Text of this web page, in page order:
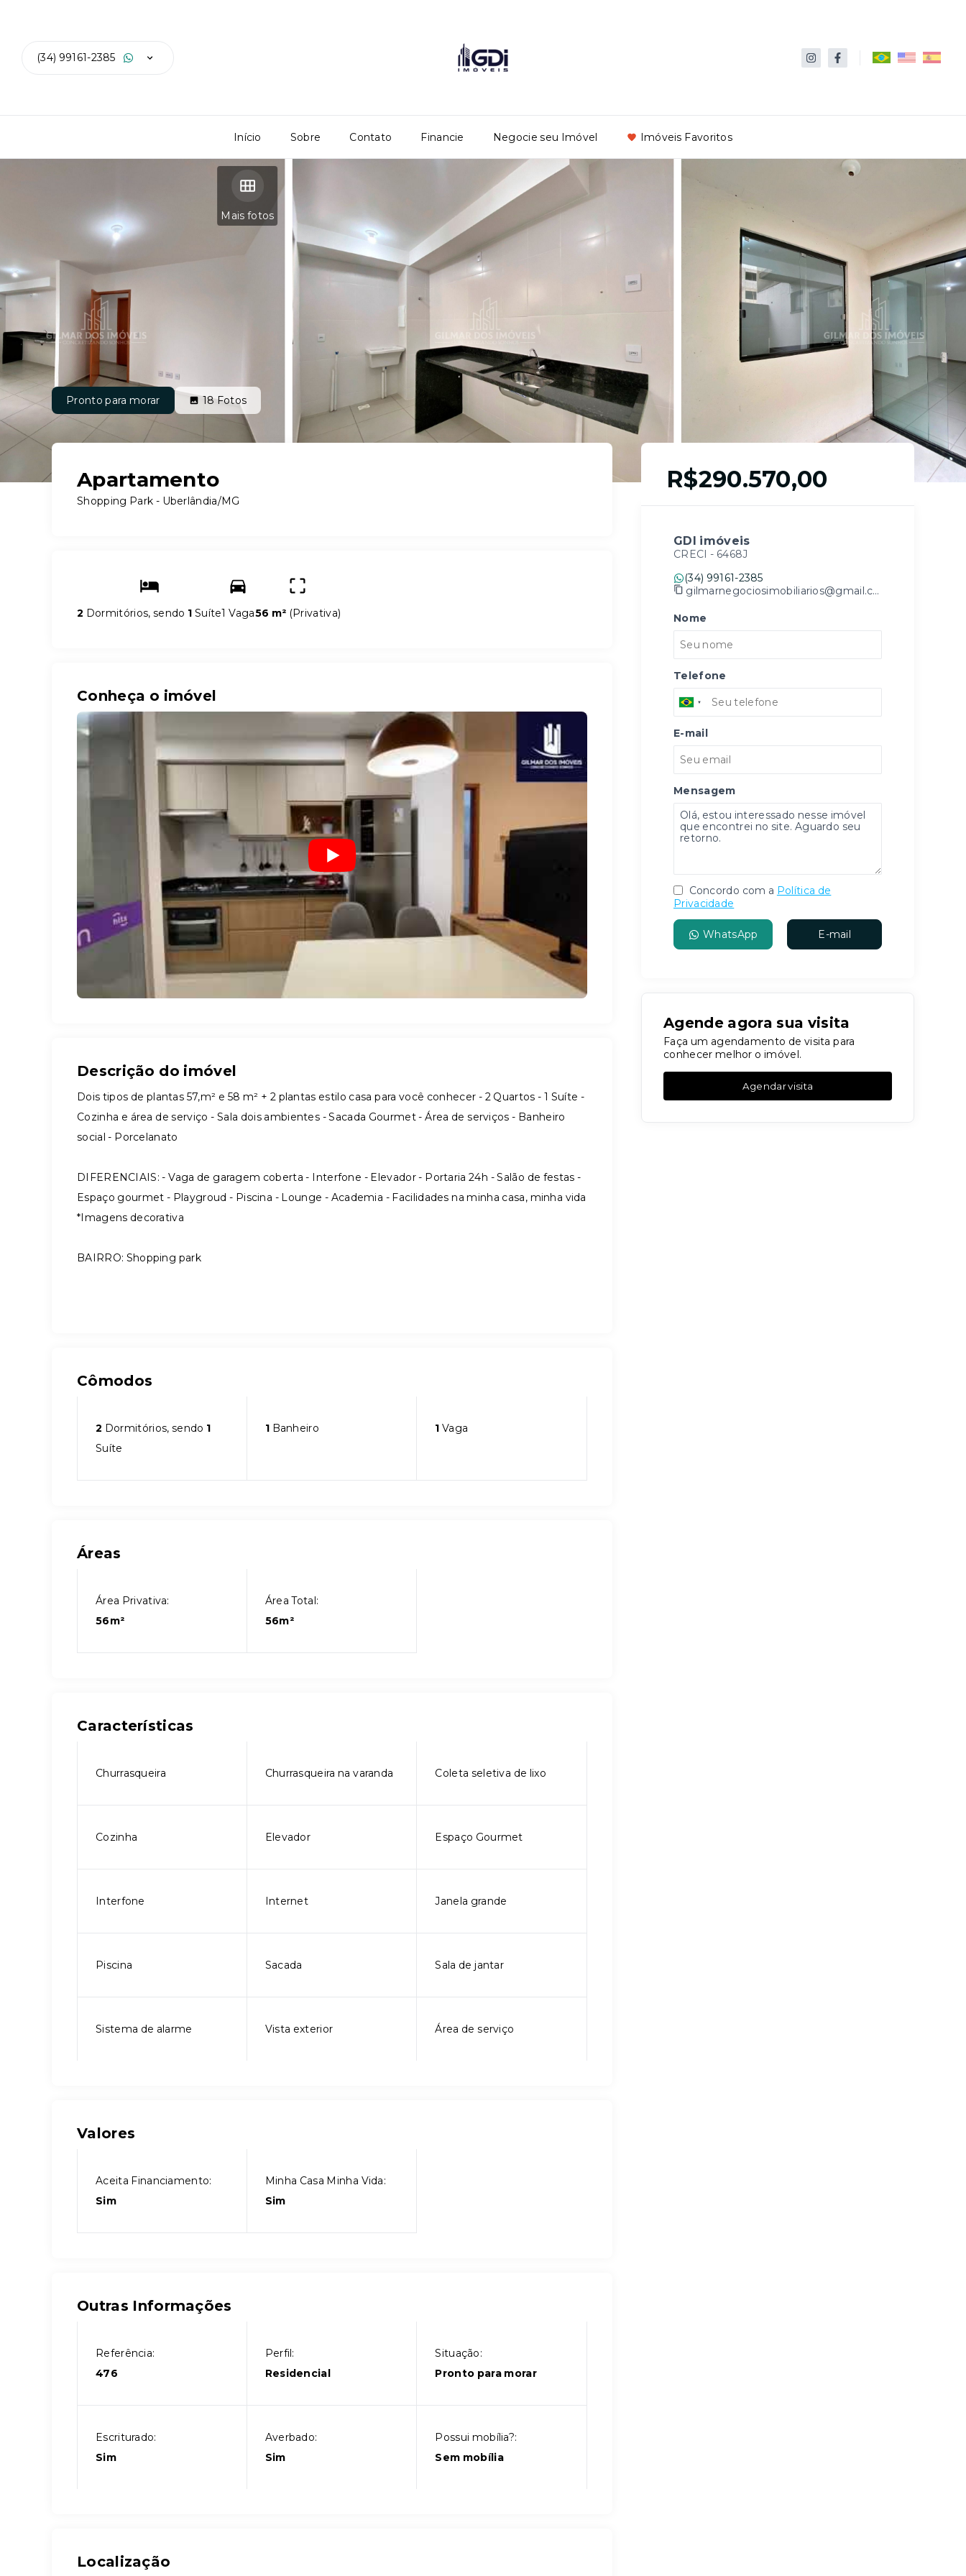
(34) 99161-2385
Início Sobre Contato Financie Negocie seu Imóvel Imóveis Favoritos
Mais fotos
Pronto para morar 18Fotos
Apartamento
Shopping Park - Uberlândia/MG
2 Dormitórios, sendo 1 Suíte1 Vaga56 m² (Privativa)
Conheça o imóvel
Descrição do imóvel
Dois tipos de plantas 57,m² e 58 m² + 2 plantas estilo casa para você conhecer - 2 Quartos - 1 Suíte -
Cozinha e área de serviço - Sala dois ambientes - Sacada Gourmet - Área de serviços - Banheiro
social - Porcelanato
DIFERENCIAIS: - Vaga de garagem coberta - Interfone - Elevador - Portaria 24h - Salão de festas -
Espaço gourmet - Playgroud - Piscina - Lounge - Academia - Facilidades na minha casa, minha vida
*Imagens decorativa
BAIRRO: Shopping park
Cômodos
2 Dormitórios, sendo 1
Suíte
1Banheiro 1 Vaga
Áreas
Área Privativa:
56m²
Área Total:
56m²
Características
Churrasqueira Churrasqueira na varanda Coleta seletiva de lixo
Cozinha Elevador Espaço Gourmet
Interfone Internet Janela grande
Piscina Sacada Sala de jantar
Sistema de alarme Vista exterior Área de serviço
Valores
Aceita Financiamento:
Sim
Minha Casa Minha Vida:
Sim
Outras Informações
Referência:
476
Perfil:
Residencial
Situação:
Pronto para morar
Escriturado:
Sim
Averbado:
Sim
Possui mobília?:
Sem mobília
Localização
R$290.570,00
GDI imóveis
CRECI - 6468J
(34) 99161-2385
gilmarnegociosimobiliarios@gmail.com
Nome
Telefone
E-mail
Mensagem
Concordo com a Política de
Privacidade
WhatsApp E-mail
Agende agora sua visita
Faça um agendamento de visita para
conhecer melhor o imóvel.
Agendar visita